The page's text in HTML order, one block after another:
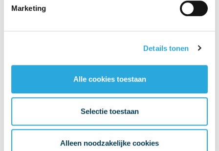
Marketing
Details tonen
Alle cookies toestaan
Selectie toestaan
Alleen noodzakelijke cookies